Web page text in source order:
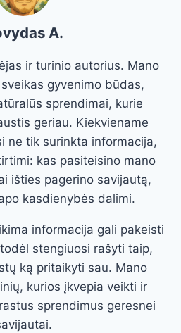
A.
ir turinio autorius. Mano
gyvenimo būdas,
sprendimai, kurie
geriau. Kiekviename
ne tik surinkta informacija,
kas pasiteisino mano
išties pagerino savijautą,
kasdienybės dalimi.
informacija gali pakeisti
stengiuosi rašyti taip,
ką pritaikyti sau. Mano
kurios įkvepia veikti ir
sprendimus geresnei